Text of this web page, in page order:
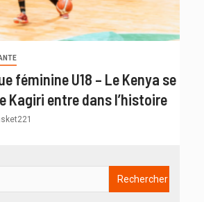
féminine U18 – Le Kenya se
Kagiri entre dans l’histoire